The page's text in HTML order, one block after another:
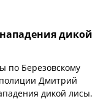
дикой
по Березовскому
Дмитрий
дикой лисы.